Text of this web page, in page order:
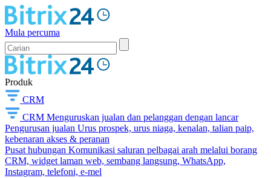
Mula percuma
Produk
CRM
CRM Menguruskan jualan dan pelanggan dengan lancar
Pengurusan jualan Urus prospek, urus niaga, kenalan, talian paip,
kebenaran akses & peranan
Pusat hubungan Komunikasi saluran pelbagai arah melalui borang
CRM, widget laman web, sembang langsung, WhatsApp,
Instagram, telefoni, e-mel